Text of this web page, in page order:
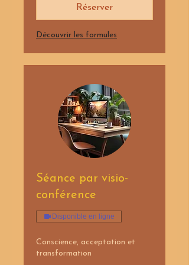
Réserver
Découvrir les formules
Séance par visio-
conférence
Disponible en ligne
Conscience, acceptation et
transformation